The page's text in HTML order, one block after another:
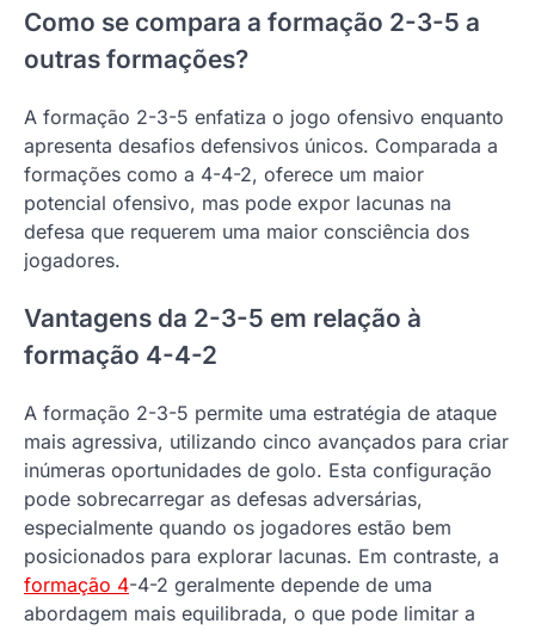
Como se compara a formação 2-3-5 a
outras formações?
A formação 2-3-5 enfatiza o jogo ofensivo enquanto
apresenta desafios defensivos únicos. Comparada a
formações como a 4-4-2, oferece um maior
potencial ofensivo, mas pode expor lacunas na
defesa que requerem uma maior consciência dos
jogadores.
Vantagens da 2-3-5 em relação à
formação 4-4-2
A formação 2-3-5 permite uma estratégia de ataque
mais agressiva, utilizando cinco avançados para criar
inúmeras oportunidades de golo. Esta configuração
pode sobrecarregar as defesas adversárias,
especialmente quando os jogadores estão bem
posicionados para explorar lacunas. Em contraste, a
formação 4-4-2 geralmente depende de uma
abordagem mais equilibrada, o que pode limitar a